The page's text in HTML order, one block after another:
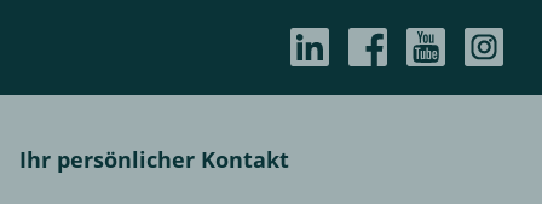
Ihr persönlicher Kontakt